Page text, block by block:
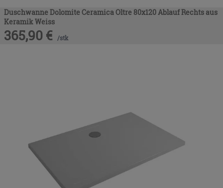
Duschwanne Dolomite Ceramica Oltre 80x120 Ablauf Rechts aus
Keramik Weiss
365,90 € /stk